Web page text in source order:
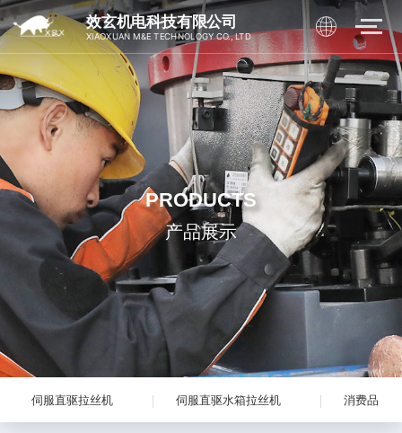
效玄机电科技有限公司
XIAOXUAN M&E TECHNOLOGY CO., LTD
PRODUCTS
产品展示
伺服直驱拉丝机 伺服直驱水箱拉丝机 消费品